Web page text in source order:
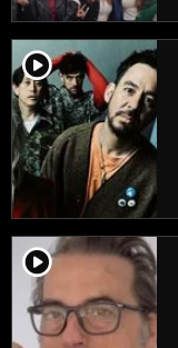
player2
player2